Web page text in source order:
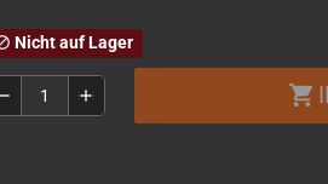
Nicht auf Lager
add shopping_cart